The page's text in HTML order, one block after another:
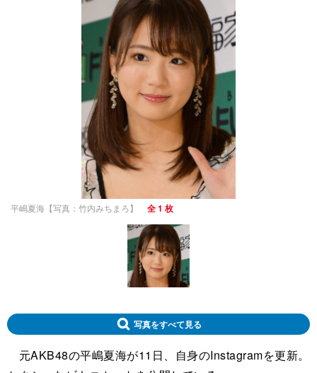
平嶋夏海【写真：竹内みちまろ】 全 1 枚
写真をすべて見る
元AKB48の平嶋夏海が11日、自身のInstagramを更新。